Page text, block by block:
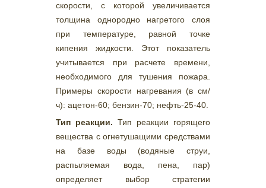
скорости, с которой увеличивается
толщина однородно нагретого слоя
при температуре, равной точке
кипения жидкости. Этот показатель
учитывается при расчете времени,
необходимого для тушения пожара.
Примеры скорости нагревания (в см/
ч): ацетон-60; бензин-70; нефть-25-40.
Тип реакции. Тип реакции горящего
вещества с огнетушащими средствами
на базе воды (водяные струи,
распыляемая вода, пена, пар)
определяет выбор стратегии